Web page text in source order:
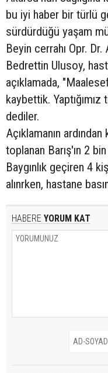
bu iyi haber bir türlü
sürdürdüğü yaşam
Beyin cerrahı Opr.
Bedrettin Ulusoy,
açıklamada,
kaybettik.
dediler.
Açıklamanın
toplanan Barış'ın 2
Baygınlık geçiren 4
alınrken, hastane
HABERE YORUM KAT